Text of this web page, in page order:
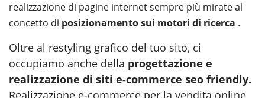
realizzazione di pagine internet sempre più mirate al
concetto di posizionamento sui motori di ricerca .
Oltre al restyling grafico del tuo sito, ci
occupiamo anche della progettazione e
realizzazione di siti e-commerce seo friendly.